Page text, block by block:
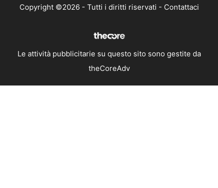
Copyright ©2026 - Tutti i diritti riservati - Contattaci
Le attività pubblicitarie su questo sito sono gestite da
theCoreAdv